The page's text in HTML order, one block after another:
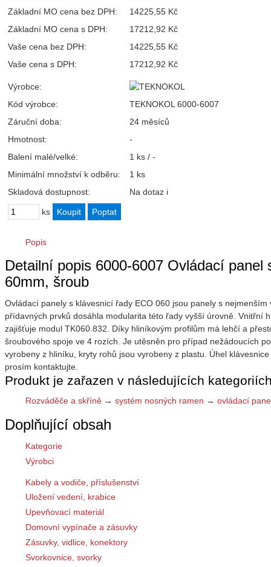
Základní MO cena bez DPH:
14225,55 Kč
Základní MO cena s DPH:
17212,92 Kč
Vaše cena bez DPH:
14225,55 Kč
Vaše cena s DPH:
17212,92 Kč
Výrobce:
Kód výrobce:
TEKNOKOL 6000-6007
Záruční doba:
24 měsíců
Hmotnost:
-
Balení malé/velké:
1 ks / -
Minimální množství k odběru:
1 ks
Skladová dostupnost:
Na dotaz i
ks
Popis
Detailní popis 6000-6007 Ovládací
60mm, šroub
Ovládací panely s klávesnicí řady ECO 060 jsou panely s
přídavných prvků dosáhla modularita této řady vyšší úrovně.
zajišťuje modul TK060.832. Díky hliníkovým profilům má lehčí a
šroubového spoje ve 4 rozích. Je utěsněn pro případ nežádoucích
vyrobeny z hliníku, kryty rohů jsou vyrobeny z plastu. Úhel
prosím kontaktujte.
Produkt je zařazen v následujících
Rozváděče a skříně → systém nosných ramen → ovládací
Doplňující obsah
Kategorie
Výrobci
Kabely a vodiče, příslušenství
Uložení vedení, krabice
Upevňovací materiál
Domovní vypínače a zásuvky
Zásuvky, vidlice, konektory
Svorkovnice, svorky